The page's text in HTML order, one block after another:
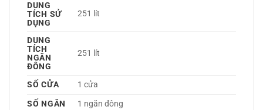
DUNG
TÍCH SỬ
DỤNG
251 lít
DUNG
TÍCH
NGĂN
ĐÔNG
251 lít
SỐ CỬA
1 cửa
SỐ NGĂN
1 ngăn đông